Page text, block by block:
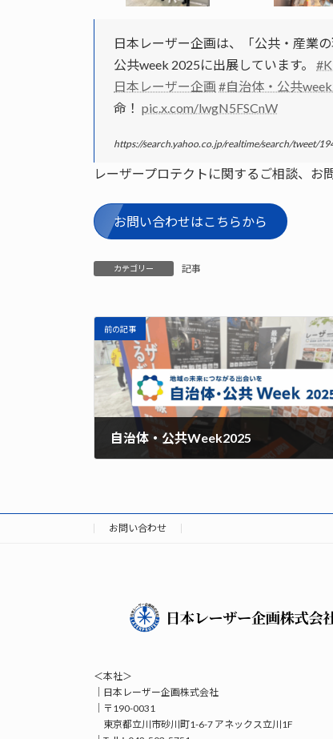
日本レーザー企画は、「公共・産業
公共week 2025に出展しています。
日本レーザー企画 #自治体・公共
命！ pic.x.com/lwgN5FSCnW
https://search.yahoo.co.jp/realtime/search/tweet/
レーザープロテクトに関するご相談、お
お問い合わせはこちらから
カテゴリー 記事
前の記事
自治体・公共Week2025
お問い合わせ
＜本社＞
｜日本レーザー企画株式会社
｜〒190-0031
東京都立川市砂川町1-6-7 アネックス立川1F